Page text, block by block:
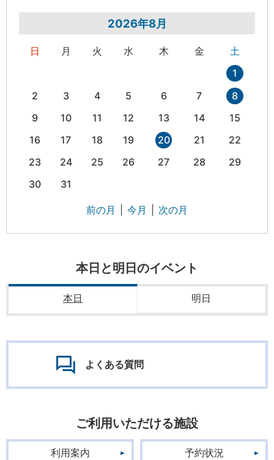
2026年8月
日 月 火 水 木 金
土
1
2
3 4 5 6 7
8
9
10 11 12 13 14
15
16
17 18 19 20 21
22
23
24 25 26 27 28
29
30
31
前の月 今月 次の月
本日と明日のイベント
本日 明日
よくある質問
ご利用いただける施設
利用案内 予約状況